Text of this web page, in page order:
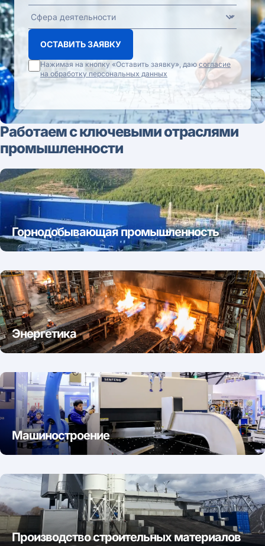
ОСТАВИТЬ ЗАЯВКУ
Нажимая на кнопку «Оставить заявку», даю согласие
на обработку персональных данных
Работаем с ключевыми отраслями
промышленности
Горнодобывающая промышленность
Энергетика
Машиностроение
Производство строительных материалов